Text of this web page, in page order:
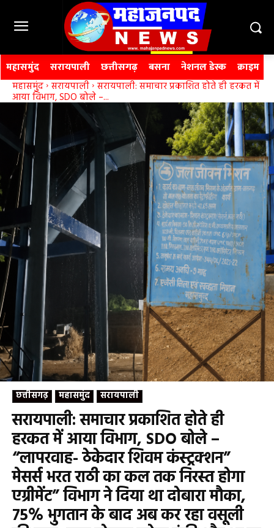
महासमुंद सरायपाली छत्तीसगढ़ बसना नेशनल डेस्क क्राइम
महासमुंद सरायपाली सरायपाली: समाचार प्रकाशित होते ही हरकत में
आया विभाग, SDO बोले –...
छत्तीसगढ़ महासमुंद सरायपाली
सरायपाली: समाचार प्रकाशित होते ही
हरकत में आया विभाग, SDO बोले –
“लापरवाह- ठेकेदार शिवम कंस्ट्रक्शन”
मेसर्स भरत राठी का कल तक निरस्त होगा
एग्रीमेंट” विभाग ने दिया था दोबारा मौका,
75% भुगतान के बाद अब कर रहा वसूली